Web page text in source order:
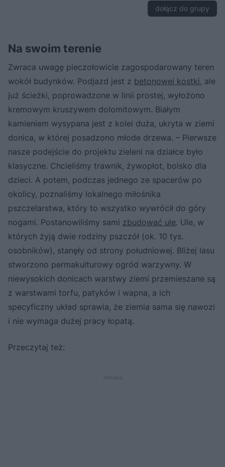
dołącz do grupy
Na swoim terenie
Zwraca uwagę pieczołowicie zagospodarowany teren
wokół budynków. Podjazd jest z betonowej kostki, ale
już ścieżki, poprowadzone w linii prostej, wyłożono
kremowym kruszywem dolomitowym. Białym
kamieniem wysypana jest z kolei duża, ukryta w ziemi
donica, w której posadzono młode drzewa. – Pierwsze
nasze podejście do projektu zieleni na działce było
klasyczne. Chcieliśmy trawnik, żywopłot, boisko dla
dzieci. A potem, podczas jednego ze spacerów po
okolicy, poznaliśmy lokalnego miłośnika
pszczelarstwa, który to wszystko wywrócił do góry
nogami. Postanowiliśmy sami zbudować ule. Ule, w
których żyją dwie rodziny pszczół (ok. 10 tys.
osobników), stanęły od strony południowej. Bliżej lasu
stworzono permakulturowy ogród warzywny. W
niewysokich donicach warstwy ziemi przemieszane są
z warstwami torfu, patyków i wapna, a ich
specyficzny układ sprawia, że ziemia sama się nawozi
i nie wymaga dużej pracy łopatą.
Przeczytaj też: